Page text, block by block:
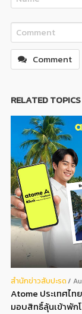
Comment
RELATED TOPICS
สํานักข่าวสับปะรด
Atome ประเทศไ
มอบสิทธิ์ลุ้นเข้าพัก